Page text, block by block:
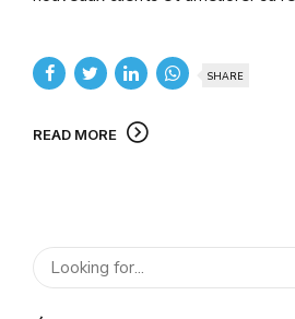
SHARE
READ MORE